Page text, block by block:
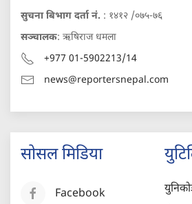
सुचना बिभाग दर्ता नं. : १४१२ /०७५-७६
सञ्चालक: ऋषिराज धमला
+977 01-5902213/14
news@reportersnepal.com
सोसल मिडिया
Facebook